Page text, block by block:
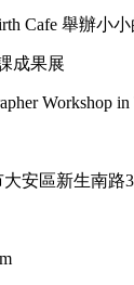
Cafe 舉辦
成果展
Workshop
安區新生南路3